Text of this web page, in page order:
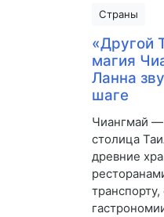
Страны
«Другой
магия
Ланна
шаге
Чиангмай —
столица
древние